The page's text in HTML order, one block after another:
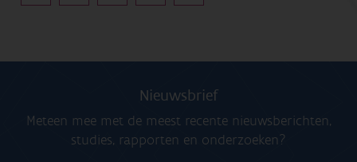
Nieuwsbrief
Meteen mee met de meest recente nieuwsberichten,
studies, rapporten en onderzoeken?